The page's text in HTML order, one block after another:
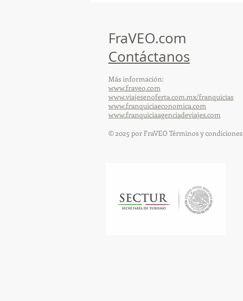
FraVEO.com
Contáctanos
Más información:
www.fraveo.com
www.viajesenoferta.com.mx/franquicias
www.franquiciaeconomica.com
www.franquiciaagenciadeviajes.com
© 2025 por FraVEO Términos y condiciones